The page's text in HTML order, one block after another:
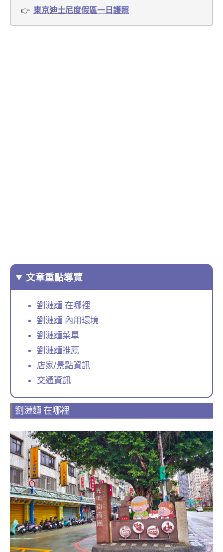
東京迪士尼度假區一日護照
文章重點導覽
劉漣麵 在哪裡
劉漣麵 內用環境
劉漣麵菜單
劉漣麵推薦
店家/景點資訊
交通資訊
劉漣麵 在哪裡